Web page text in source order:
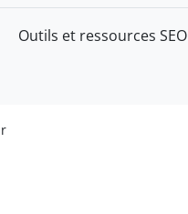
Outils et ressources SEO